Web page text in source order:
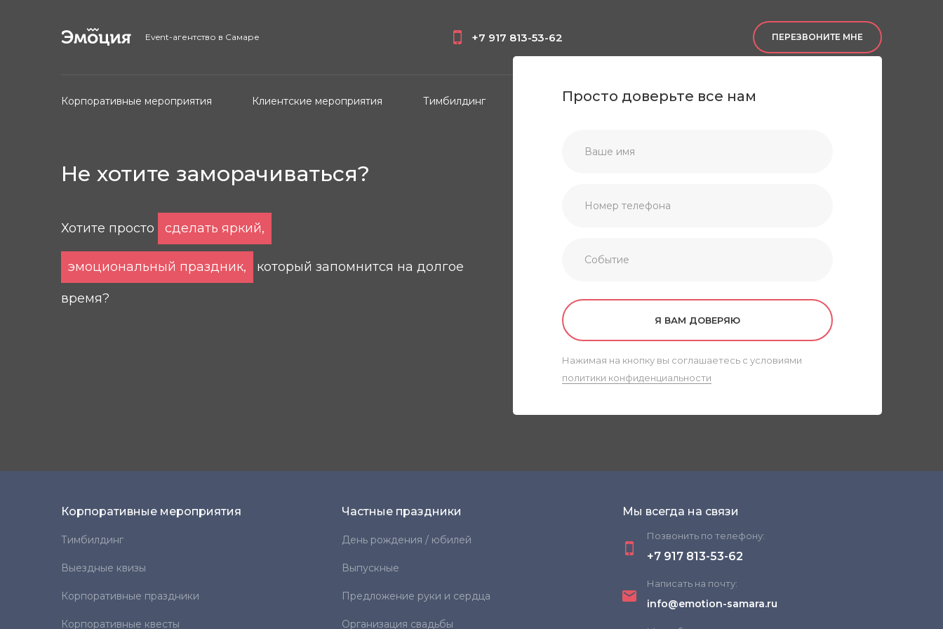
Event-агентство в Самаре +7 917 813-53-62 ПЕРЕЗВОНИТЕ МНЕ
Корпоративные мероприятия Клиентские мероприятия Тимбилдинг Частные праздники О нас Портфолио
Не хотите заморачиваться?
Хотите просто сделать яркий,
эмоциональный праздник, который запомнится на долгое
время?
Просто доверьте все нам
Я ВАМ ДОВЕРЯЮ
Нажимая на кнопку вы соглашаетесь с условиями
политики конфиденциальности
Корпоративные мероприятия
Тимбилдинг
Выездные квизы
Корпоративные праздники
Корпоративные квесты
Частные праздники
День рождения / юбилей
Выпускные
Предложение руки и сердца
Организация свадьбы
Мы всегда на связи
Позвонить по телефону:
+7 917 813-53-62
Написать на почту:
info@emotion-samara.ru